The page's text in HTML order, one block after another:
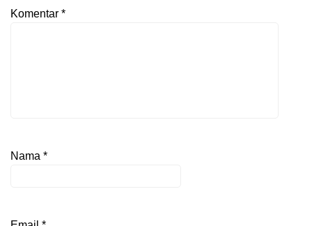
Komentar *
Nama *